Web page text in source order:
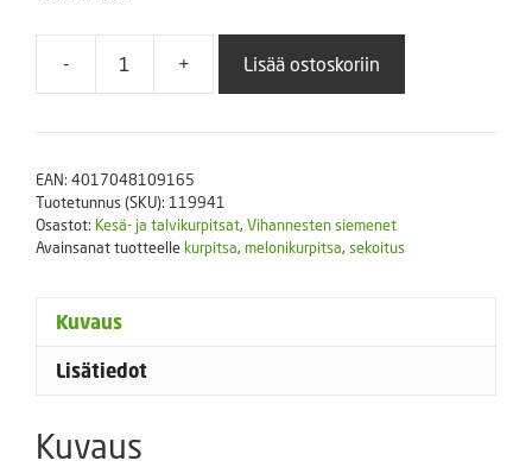
-
Kurpitsasekoitus
+ Lisää ostoskoriin
EAN: 4017048109165
Tuotetunnus (SKU): 119941
Osastot: Kesä- ja talvikurpitsat, Vihannesten siemenet
Avainsanat tuotteellekurpitsa, melonikurpitsa, sekoitus
Kuvaus
Lisätiedot
Kuvaus